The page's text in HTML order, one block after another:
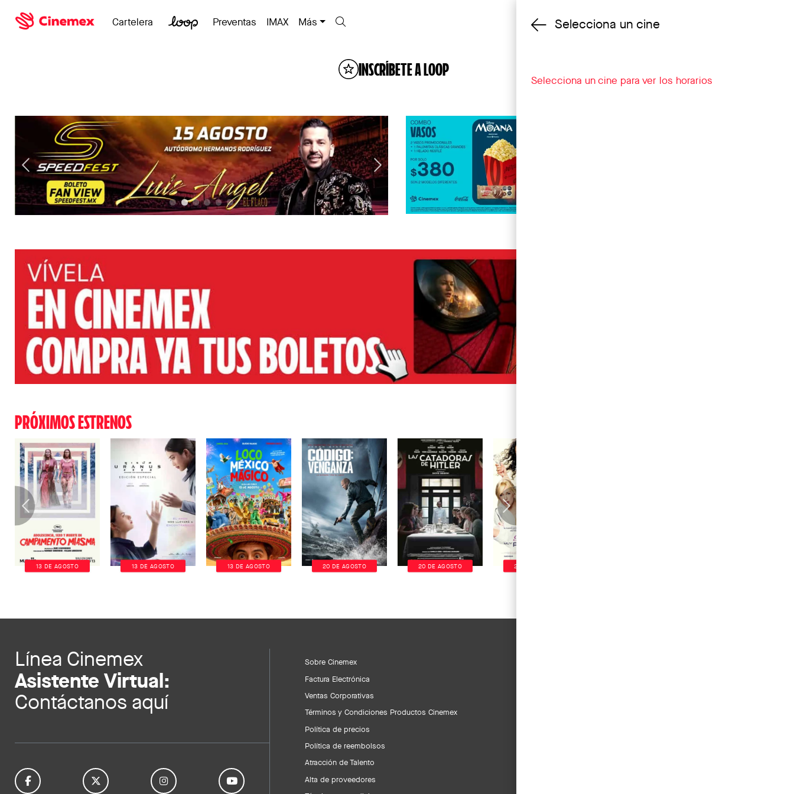
Cambiar cine
Cartelera Preventas IMAX Más
INSCRÍBETE A LOOP
PRÓXIMOS ESTRENOS
13 DE AGOSTO 13 DE AGOSTO 13 DE AGOSTO 20 DE AGOSTO 20 DE AGOSTO 20 DE AGOSTO
Línea Cinemex
Asistente Virtual:
Contáctanos aquí
Sobre Cinemex
Factura Electrónica
Ventas Corporativas
Términos y Condiciones Productos Cinemex
Política de precios
Política de reembolsos
Atracción de Talento
Alta de proveedores
Selecciona un cine
Selecciona un cine para ver los horarios